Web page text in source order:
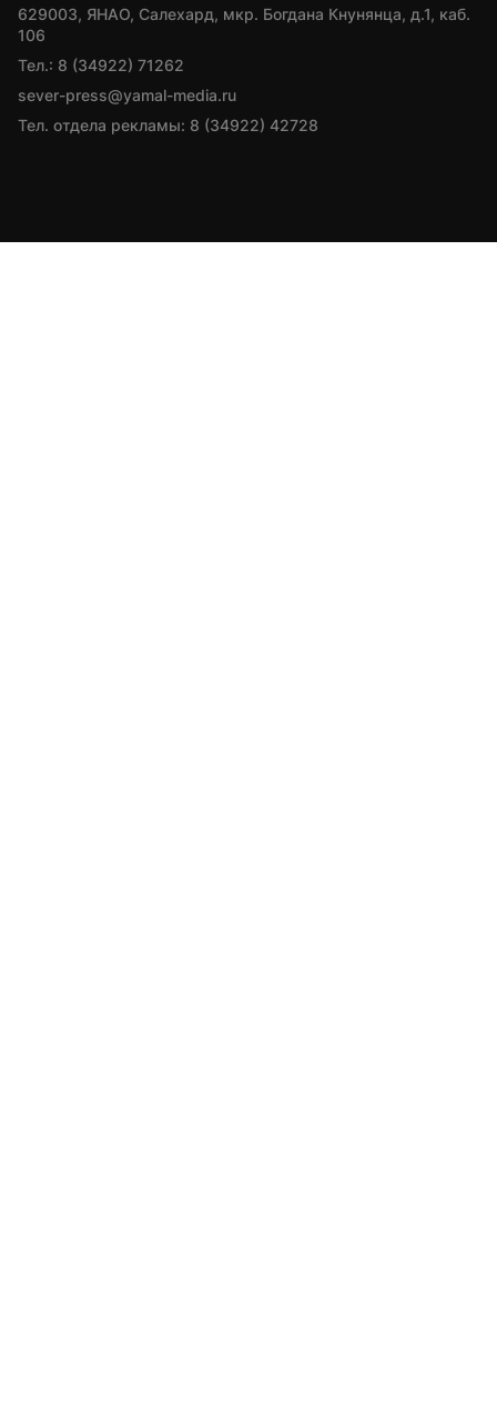
629003, ЯНАО, Салехард, мкр. Богдана Кнунянца, д.1, каб.
106
Тел.: 8 (34922) 71262
sever-press@yamal-media.ru
Тел. отдела рекламы: 8 (34922) 42728